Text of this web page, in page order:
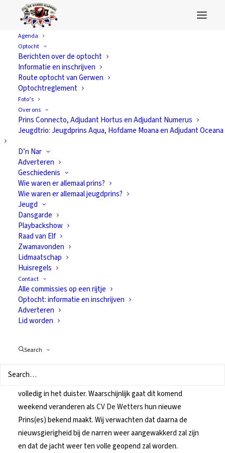
Agenda
Optocht
Berichten over de optocht
Informatie en inschrijven
Route optocht van Gerwen
Optochtreglement
Foto’s
Over ons
Prins Connecto, Adjudant Hortus en Adjudant Numerus
Jeugdtrio: Jeugdprins Aqua, Hofdame Moana en Adjudant Oceana
D’n Nar
Adverteren
Geschiedenis
Wie waren er allemaal prins?
Wie waren er allemaal jeugdprins?
Jeugd
Dansgarde
Playbackshow
Raad van Elf
Zwamavonden
Lidmaatschap
Huisregels
Contact
Alle commissies op een rijtje
Optocht: informatie en inschrijven
Adverteren
Lid worden
Search
Ben dur bij in ons
Narregat: wie wor
ut? (4)
5 november 2019
ondertussen een beetje gaan liggen. Sommigen zeggen het
volledig in het duister. Waarschijnlijk gaat dit komend
weekend veranderen alsCV De Wettershun nieuwe
Prins(es) bekend maakt. Wij verwachten dat daarna de
nieuwsgierigheid bij de narren weer aangewakkerd zal zijn
en dat de jacht weer ten volle geopend zal worden.